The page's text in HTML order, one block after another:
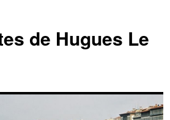
de Hugues Le